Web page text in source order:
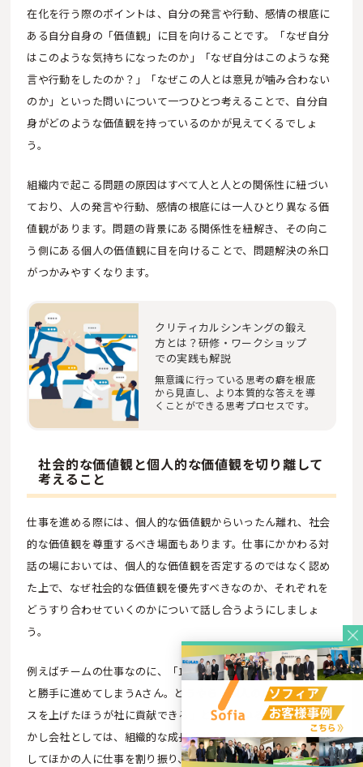
在化を行う際のポイントは、自分の発言や行動、感情の根底に
ある自分自身の「価値観」に目を向けることです。「なぜ自分
はこのような気持ちになったのか」「なぜ自分はこのような発
言や行動をしたのか？」「なぜこの人とは意見が噛み合わない
のか」といった問いについて一つひとつ考えることで、自分自
身がどのような価値観を持っているのかが見えてくるでしょ
う。
組織内で起こる問題の原因はすべて人と人との関係性に紐づい
ており、人の発言や行動、感情の根底には一人ひとり異なる価
値観があります。問題の背景にある関係性を紐解き、その向こ
う側にある個人の価値観に目を向けることで、問題解決の糸口
がつかみやすくなります。
クリティカルシンキングの鍛え
方とは？研修・ワークショップ
での実践も解説
無意識に行っている思考の癖を根底
から見直し、より本質的な答えを導
くことができる思考プロセスです。
社会的な価値観と個人的な価値観を切り離して
考えること
仕事を進める際には、個人的な価値観からいったん離れ、社会
的な価値観を尊重するべき場面もあります。仕事にかかわる対
話の場においては、個人的な価値観を否定するのではなく認め
た上で、なぜ社会的な価値観を優先すべきなのか、それぞれを
どうすり合わせていくのかについて話し合うようにしましょ
う。
例えばチームの仕事なのに、「1人でやったほうが早いから」
と勝手に進めてしまうAさん。どうやら「個人のパフォーマン
スを上げたほうが社に貢献できる」と考えているようです。し
かし会社としては、組織的な成長を考え、Aさんにリーダーと
してほかの人に仕事を割り振り、全体としての効率を上げてほ